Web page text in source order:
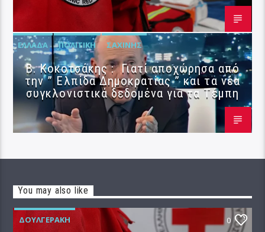
ΕΛΛΆΔΑ ΠΟΛΙΤΙΚΉ ΣΑΧΊΝΗΣ
Β. Κοκοτσάκης : Γιατί αποχώρησα από
την ” Ελπίδα Δημοκρατίας ” και τα νέα
συγκλονιστικά δεδομένα για τα Τέμπη
You may also like
ΔΟΥΛΓΕΡΆΚΗ 0